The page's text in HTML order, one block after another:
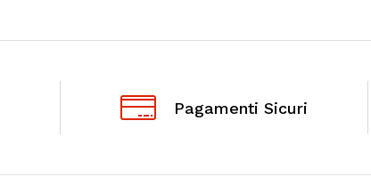
Pagamenti Sicuri